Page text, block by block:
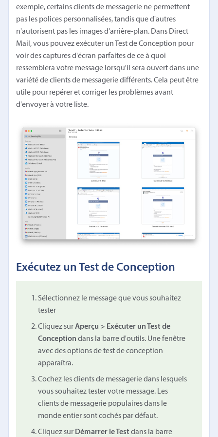
exemple, certains clients de messagerie ne permettent
pas les polices personnalisées, tandis que d'autres
n'autorisent pas les images d'arrière-plan. Dans Direct
Mail, vous pouvez exécuter un Test de Conception pour
voir des captures d'écran parfaites de ce à quoi
ressemblera votre message lorsqu'il sera ouvert dans une
variété de clients de messagerie différents. Cela peut être
utile pour repérer et corriger les problèmes avant
d'envoyer à votre liste.
Exécutez un Test de Conception
Sélectionnez le message que vous souhaitez
tester
Cliquez surAperçu > Exécuter un Test de
Conception dans la barre d'outils. Une fenêtre
avec des options de test de conception
apparaîtra.
Cochez les clients de messagerie dans lesquels
vous souhaitez tester votre message. Les
clients de messagerie populaires dans le
monde entier sont cochés par défaut.
Cliquez sur Démarrer le Testdans la barre